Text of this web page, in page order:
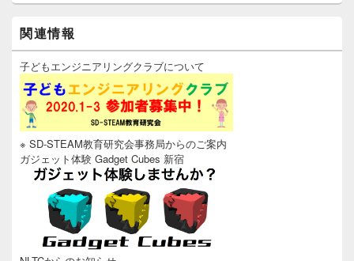
リ
ア
関連情報
子どもエンジニアリングクラブについて
※ SD-STEAM教育研究会事務局からのご案内
ガジェット体験 Gadget Cubes 新宿